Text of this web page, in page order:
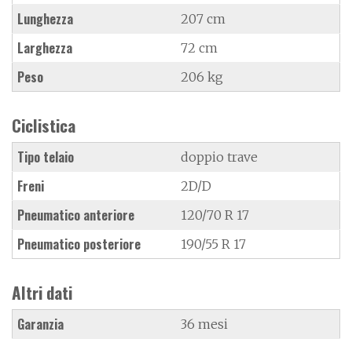
Lunghezza 207 cm
Larghezza 72 cm
Peso 206 kg
Ciclistica
Tipo telaio doppio trave
Freni 2D/D
Pneumatico anteriore 120/70 R 17
Pneumatico posteriore 190/55 R 17
Altri dati
Garanzia 36 mesi